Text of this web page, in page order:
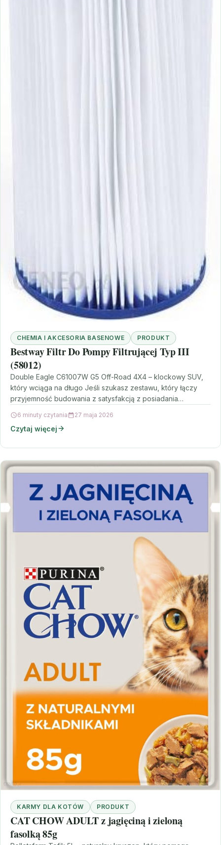
CHEMIA I AKCESORIA BASENOWE PRODUKT
Bestway Filtr Do Pompy Filtrującej Typ III
(58012)
Double Eagle C61007W G5 Off-Road 4X4 – klockowy SUV,
który wciąga na długo Jeśli szukasz zestawu, który łączy
przyjemność budowania z satysfakcją z posiadania…
6 minuty czytania 27 maja 2026
Czytaj więcej
KARMY DLA KOTÓW PRODUKT
CAT CHOW ADULT z jagięciną i zieloną
fasolką 85g